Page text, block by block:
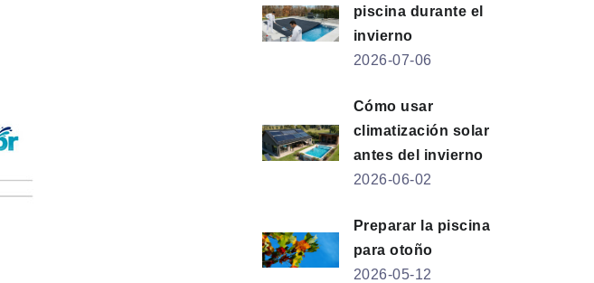
piscina durante el
invierno
2026-07-06
Cómo usar
climatización solar
antes del invierno
2026-06-02
Preparar la piscina
para otoño
2026-05-12